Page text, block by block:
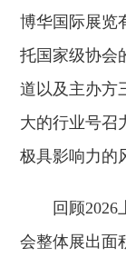
博华国际展览
托国家级协会
道以及主办方
大的行业号召
极具影响力的
回顾2026上
会整体展出面